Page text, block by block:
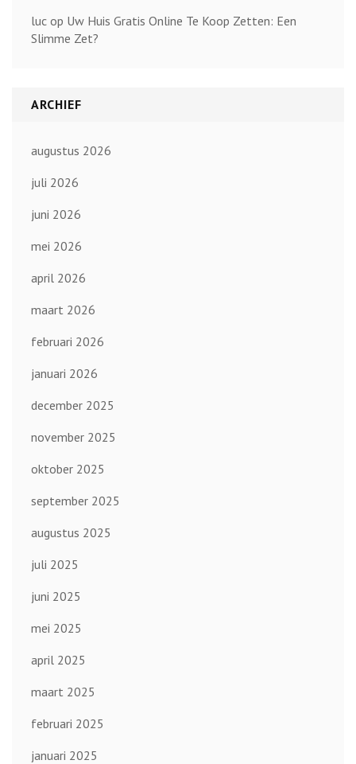
luc op Uw Huis Gratis Online Te Koop Zetten: Een
Slimme Zet?
ARCHIEF
augustus 2026
juli 2026
juni 2026
mei 2026
april 2026
maart 2026
februari 2026
januari 2026
december 2025
november 2025
oktober 2025
september 2025
augustus 2025
juli 2025
juni 2025
mei 2025
april 2025
maart 2025
februari 2025
januari 2025